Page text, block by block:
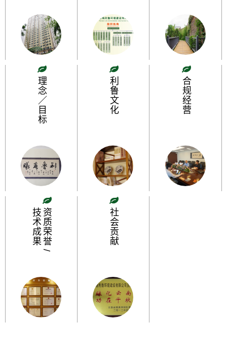
理念／目标 利鲁文化 合规经营
资质荣誉 /
技术成果 社会贡献